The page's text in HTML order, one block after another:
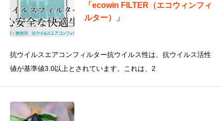
「ecowin FILTER（エコウィンフィ
ルター）」
抗ウイルスエアコンフィルター抗ウイルス性は、抗ウイルス活性
値が基準値3.0以上とされています。これは、2